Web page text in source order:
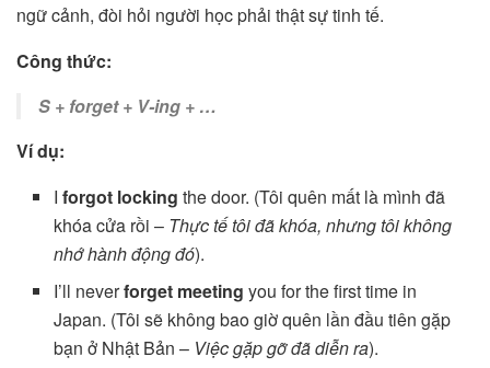
ngữ cảnh, đòi hỏi người học phải thật sự tinh tế.
Công thức:
S + forget + V-ing + …
Ví dụ:
Iforgot locking the door. (Tôi quên mất là mình đã
khóa cửa rồi – Thực tế tôi đã khóa, nhưng tôi không
nhớ hành động đó).
I’ll neverforget meeting you for the first time in
Japan. (Tôi sẽ không bao giờ quên lần đầu tiên gặp
bạn ở Nhật Bản – Việc gặp gỡ đã diễn ra).